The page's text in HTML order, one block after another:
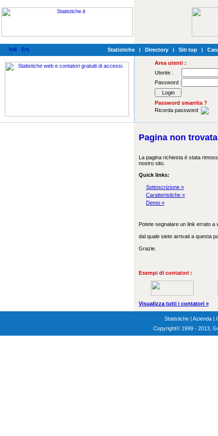
Statistiche | Directory | Siti top |
Area utenti :
Utente :
Password :
Password smarrita ?
Ricorda password
Pagina non trovata
La pagina richiesta è stata
nostro sito.
Quick links:
Sottoscrizione »
Caratteristiche »
Demo »
Potete segnalare un link errato a
dal quale siete arrivati a questa
Grazie.
Esempi di contatori :
Visualizza tutti i contatori »
Statistiche | Azienda |
Copyright© 1999 - 2013,